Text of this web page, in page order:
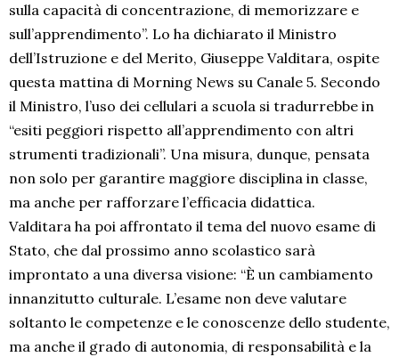
sulla capacità di concentrazione, di memorizzare e
sull’apprendimento”. Lo ha dichiarato il Ministro
dell’Istruzione e del Merito, Giuseppe Valditara, ospite
questa mattina di Morning News su Canale 5. Secondo
il Ministro, l’uso dei cellulari a scuola si tradurrebbe in
“esiti peggiori rispetto all’apprendimento con altri
strumenti tradizionali”. Una misura, dunque, pensata
non solo per garantire maggiore disciplina in classe,
ma anche per rafforzare l’efficacia didattica.
Valditara ha poi affrontato il tema del nuovo esame di
Stato, che dal prossimo anno scolastico sarà
improntato a una diversa visione: “È un cambiamento
innanzitutto culturale. L’esame non deve valutare
soltanto le competenze e le conoscenze dello studente,
ma anche il grado di autonomia, di responsabilità e la